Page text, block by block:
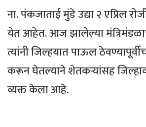
ना. पंकजाताई मुंडे उद्या २ एप्रिल
येत आहेत. आज झालेल्या
त्यांनी जिल्हयात पाऊल
करून घेतल्याने शेतकऱ्यांसह
व्यक्त केला आहे.